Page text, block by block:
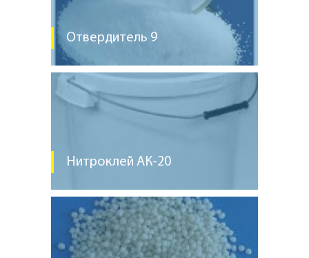
Отвердитель 9
Нитроклей АК-20